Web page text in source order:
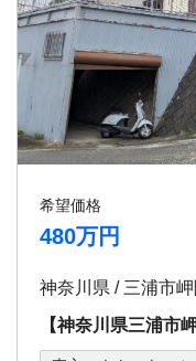
希望価格
480万円
神奈川県 / 三浦市
【神奈川県三浦市